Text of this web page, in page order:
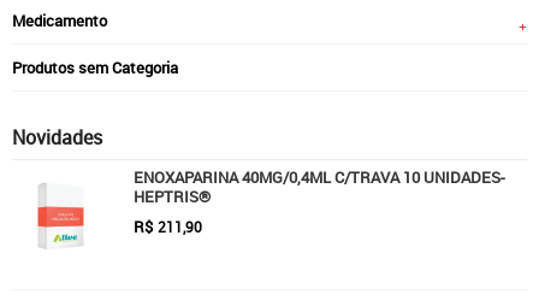
Medicamento
Produtos sem Categoria
Novidades
ENOXAPARINA 40MG/0,4ML C/TRAVA 10 UNIDADES-
HEPTRIS®
R$ 211,90